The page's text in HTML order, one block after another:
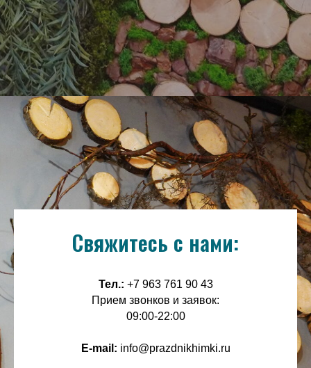
Свяжитесь с нами:
Тел.: +7 963 761 90 43
Прием звонков и заявок:
09:00-22:00
E-mail: info@prazdnikhimki.ru